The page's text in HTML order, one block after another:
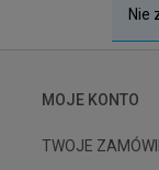
Nie
MOJE KONTO
TWOJE